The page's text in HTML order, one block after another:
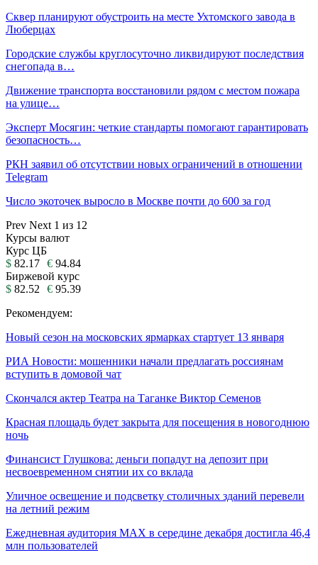
Сквер планируют обустроить на месте Ухтомского завода в
Люберцах
Городские службы круглосуточно ликвидируют последствия
снегопада в…
Движение транспорта восстановили рядом с местом пожара
на улице…
Эксперт Мосягин: четкие стандарты помогают гарантировать
безопасность…
РКН заявил об отсутствии новых ограничений в отношении
Telegram
Число экоточек выросло в Москве почти до 600 за год
Prev Next 1 из 12
Курсы валют
Курс ЦБ
$ 82.17 € 94.84
Биржевой курс
$ 82.52 € 95.39
Рекомендуем:
Новый сезон на московских ярмарках стартует 13 января
РИА Новости: мошенники начали предлагать россиянам
вступить в домовой чат
Скончался актер Театра на Таганке Виктор Семенов
Красная площадь будет закрыта для посещения в новогоднюю
ночь
Финансист Глушкова: деньги попадут на депозит при
несвоевременном снятии их со вклада
Уличное освещение и подсветку столичных зданий перевели
на летний режим
Ежедневная аудитория МАХ в середине декабря достигла 46,4
млн пользователей